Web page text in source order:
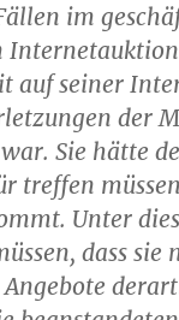
im
auf seiner
der
Sie hätte
treffen
Unter
dass sie